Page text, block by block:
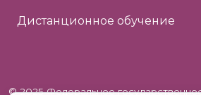
Дистанционное обучение
© 2025 Федеральное